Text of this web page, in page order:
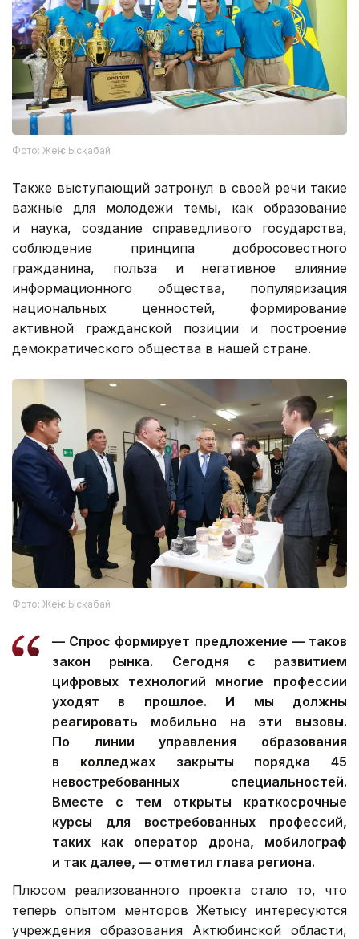
Фото: Жеңіс Ысқабай
Также выступающий затронул в своей речи такие
важные для молодежи темы, как образование
и наука, создание справедливого государства,
соблюдение принципа добросовестного
гражданина, польза и негативное влияние
информационного общества, популяризация
национальных ценностей, формирование
активной гражданской позиции и построение
демократического общества в нашей стране.
Фото: Жеңіс Ысқабай
— Спрос формирует предложение — таков
закон рынка. Сегодня с развитием
цифровых технологий многие профессии
уходят в прошлое. И мы должны
реагировать мобильно на эти вызовы.
По линии управления образования
в колледжах закрыты порядка 45
невостребованных специальностей.
Вместе с тем открыты краткосрочные
курсы для востребованных профессий,
таких как оператор дрона, мобилограф
и так далее, — отметил глава региона.
Плюсом реализованного проекта стало то, что
теперь опытом менторов Жетысу интересуются
учреждения образования Актюбинской области,